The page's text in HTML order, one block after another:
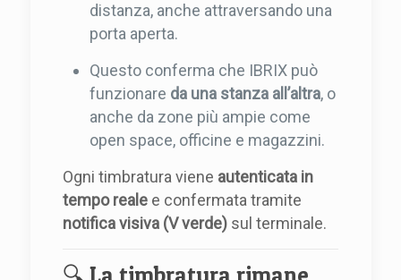
distanza, anche attraversando una
porta aperta.
Questo conferma che IBRIX può
funzionare da una stanza all’altra, o
anche da zone più ampie come
open space, officine e magazzini.
Ogni timbratura viene autenticata in
tempo reale e confermata tramite
notifica visiva (V verde) sul terminale.
🔍 La timbratura rimane